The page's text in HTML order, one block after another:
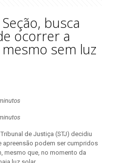
busca
ocorrer a
sem luz
de Justiça (STJ) decidiu
apreensão podem ser cumpridos
mesmo que, no momento da